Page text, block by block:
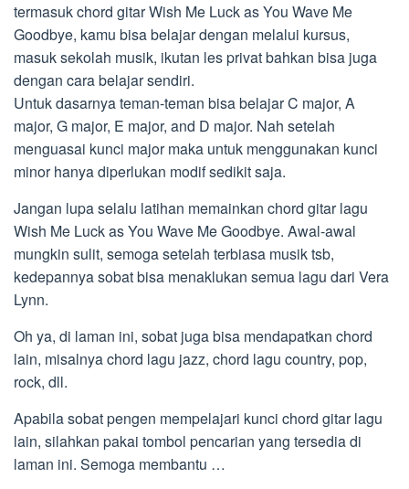
termasuk chord gitar Wish Me Luck as You Wave Me
Goodbye, kamu bisa belajar dengan melalui kursus,
masuk sekolah musik, ikutan les privat bahkan bisa juga
dengan cara belajar sendiri.
Untuk dasarnya teman-teman bisa belajar C major, A
major, G major, E major, and D major. Nah setelah
menguasai kunci major maka untuk menggunakan kunci
minor hanya diperlukan modif sedikit saja.
Jangan lupa selalu latihan memainkan chord gitar lagu
Wish Me Luck as You Wave Me Goodbye. Awal-awal
mungkin sulit, semoga setelah terbiasa musik tsb,
kedepannya sobat bisa menaklukan semua lagu dari Vera
Lynn.
Oh ya, di laman ini, sobat juga bisa mendapatkan chord
lain, misalnya chord lagu jazz, chord lagu country, pop,
rock, dll.
Apabila sobat pengen mempelajari kunci chord gitar lagu
lain, silahkan pakai tombol pencarian yang tersedia di
laman ini. Semoga membantu …